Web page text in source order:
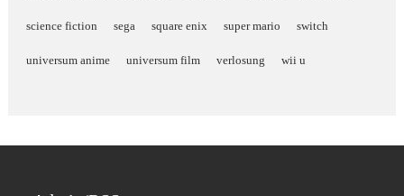
science fiction sega square enix super mario switch
universum anime universum film verlosung wii u